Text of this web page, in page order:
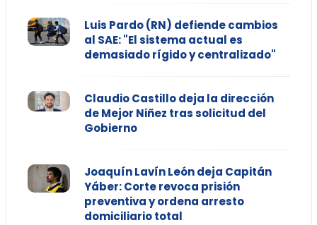
Luis Pardo (RN) defiende cambios
al SAE: "El sistema actual es
demasiado rígido y centralizado"
Claudio Castillo deja la dirección
de Mejor Niñez tras solicitud del
Gobierno
Joaquín Lavín León deja Capitán
Yáber: Corte revoca prisión
preventiva y ordena arresto
domiciliario total